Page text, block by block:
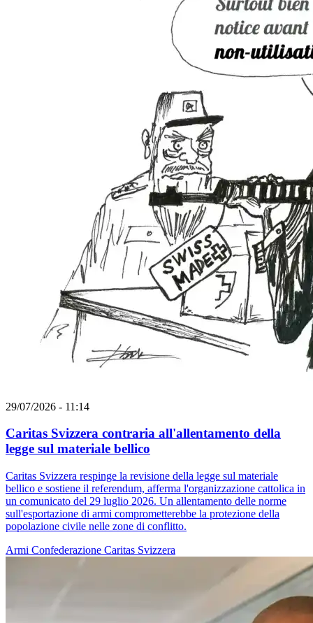
29/07/2026 - 11:14
Caritas Svizzera contraria all'allentamento della
legge sul materiale bellico
Caritas Svizzera respinge la revisione della legge sul materiale
bellico e sostiene il referendum, afferma l'organizzazione cattolica in
un comunicato del 29 luglio 2026. Un allentamento delle norme
sull'esportazione di armi comprometterebbe la protezione della
popolazione civile nelle zone di conflitto.
Armi Confederazione Caritas Svizzera